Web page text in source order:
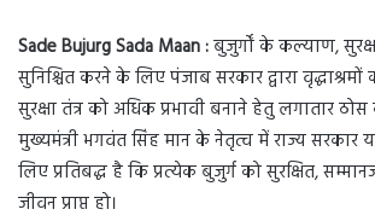
Sade Bujurg Sada Maan :बुजुर्गों के कल्याण,
सुनिश्चित करने के लिए पंजाब सरकार द्वारा
सुरक्षा तंत्र को अधिक प्रभावी बनाने हेतु लगातार
मुख्यमंत्री भगवंत सिंह मान के नेतृत्व में राज्य सरकार
लिए प्रतिबद्ध है कि प्रत्येक बुजुर्ग को सुरक्षित,
जीवन प्राप्त हो।